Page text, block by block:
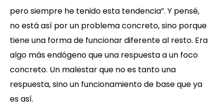
pero siempre he tenido esta tendencia”. Y pensé,
no está así por un problema concreto, sino porque
tiene una forma de funcionar diferente al resto. Era
algo más endógeno que una respuesta a un foco
concreto. Un malestar que no es tanto una
respuesta, sino un funcionamiento de base que ya
es así.